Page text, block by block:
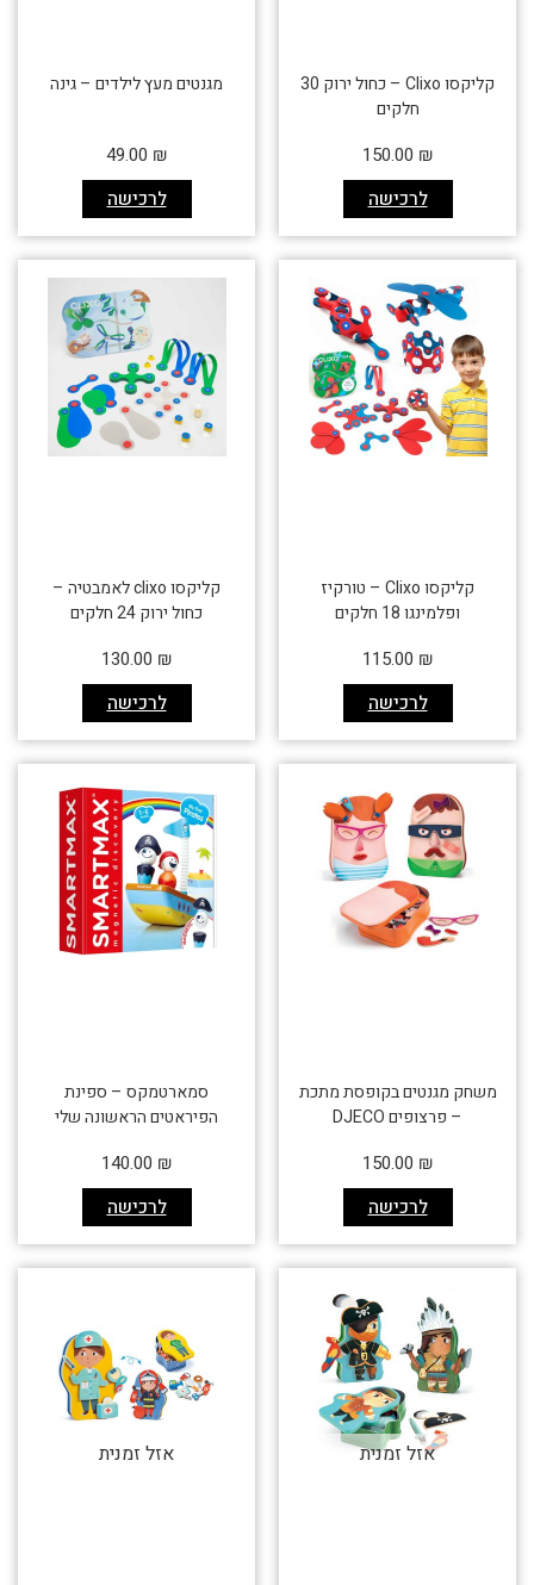
קליקסו Clixo – כחול ירוק 30
חלקים
לרכישה
150.00 ₪
מגנטים מעץ לילדים – גינה
לרכישה
49.00 ₪
קליקסו Clixo – טורקיז
ופלמינגו 18 חלקים
לרכישה
115.00 ₪
קליקסו clixo לאמבטיה –
כחול ירוק 24 חלקים
לרכישה
130.00 ₪
משחק מגנטים בקופסת מתכת
– פרצופים DJECO
לרכישה
150.00 ₪
סמארטמקס – ספינת
הפיראטים הראשונה שלי
לרכישה
140.00 ₪
אזל זמנית אזל זמנית